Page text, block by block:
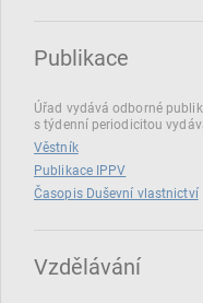
Publikace
Úřad vydává odborné
s týdenní periodicitou
Věstník
Publikace IPPV
Časopis Duševní vlastnictví
Vzdělávání